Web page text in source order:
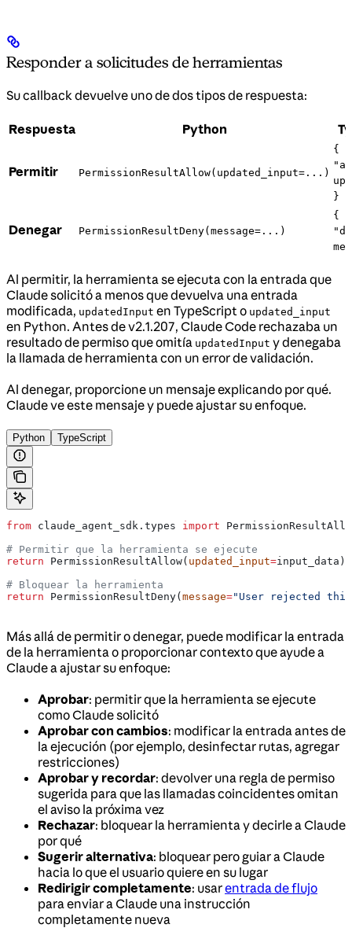
Responder a solicitudes de herramientas
Su callback devuelve uno de dos tipos de respuesta:
Respuesta Python
Permitir PermissionResultAllow(updated_input=...)
{
}
Denegar PermissionResultDeny(message=...)
{
Al permitir, la herramienta se ejecuta con la entrada que
Claude solicitó a menos que devuelva una entrada
modificada, updatedInput en TypeScript o updated_input
en Python. Antes de v2.1.207, Claude Code rechazaba un
resultado de permiso que omitía updatedInput y denegaba
la llamada de herramienta con un error de validación.
Al denegar, proporcione un mensaje explicando por qué.
Claude ve este mensaje y puede ajustar su enfoque.
Python TypeScript
from claude_agent_sdk.types import
# Permitir que la herramienta se ejecute
return PermissionResultAllow( updated_input=input_data)
# Bloquear la herramienta
return PermissionResultDeny( message="User rejected
Más allá de permitir o denegar, puede modificar la entrada
de la herramienta o proporcionar contexto que ayude a
Claude a ajustar su enfoque:
Aprobar: permitir que la herramienta se ejecute
como Claude solicitó
Aprobar con cambios: modificar la entrada antes de
la ejecución (por ejemplo, desinfectar rutas, agregar
restricciones)
Aprobar y recordar: devolver una regla de permiso
sugerida para que las llamadas coincidentes omitan
el aviso la próxima vez
Rechazar: bloquear la herramienta y decirle a Claude
por qué
Sugerir alternativa: bloquear pero guiar a Claude
hacia lo que el usuario quiere en su lugar
Redirigir completamente: usarentrada de flujo
para enviar a Claude una instrucción
completamente nueva